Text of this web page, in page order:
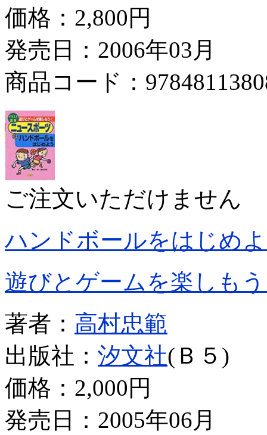
価格： 2,800円
発売日：2006年03月
商品コード：
ご注文いただけません
ハンドボールをはじめ
遊びとゲームを楽しも
著者： 高村忠範
出版社： 汐文社(Ｂ５)
価格： 2,000円
発売日：2005年06月